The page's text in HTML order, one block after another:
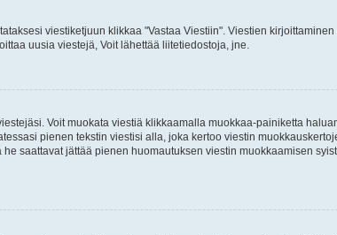
viestiketjuun klikkaa "Vastaa Viestiin". Viestien
uusia viestejä, Voit lähettää liitetiedostoja, jne.
Voit muokata viestiä klikkaamalla muokkaa-painiketta
pienen tekstin viestisi alla, joka kertoo viestin
saattavat jättää pienen huomautuksen viestin muokkaamisen